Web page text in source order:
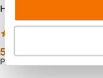
Hoya UX II Filtru UV 43mm
59 lei
PRP: